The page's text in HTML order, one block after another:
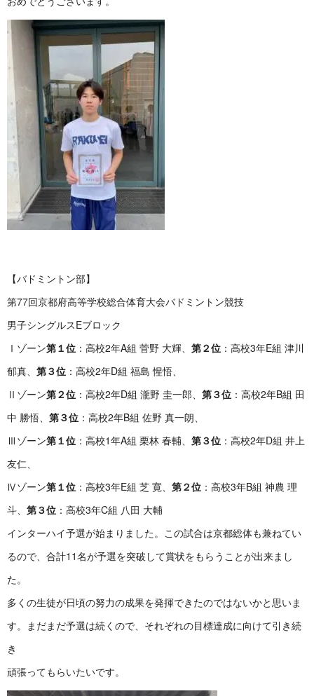
【バドミントン部】
第77回京都府高等学校総合体育大会バドミントン競技
男子シングルスEブロック
Ⅰゾーン第１位 ：高校2年A組 菅野 大輝、 第２位 ：高校3年E組 津川
郁真、 第３位 ：高校2年D組 福島 惺悟、
Ⅱゾーン第２位 ：高校2年D組 瀧野 圭一郎、 第３位 ：高校2年B組 田
中 勝悟、 第３位 ：高校2年B組 佐野 真一朗、
Ⅲゾーン第１位 ：高校1年A組 栗林 春輔、 第３位 ：高校2年D組 井上
友仁、
Ⅳゾーン第１位 ：高校3年E組 芝 寛、 第２位 ：高校3年B組 神農 理
斗、 第３位 ：高校3年C組 八田 大輔
インターハイ予選が始まりました。この試合は京都総体も兼ねてい
るので、合計11名が予選を突破して賞状をもらうことが出来まし
た。
多くの生徒が日頃の努力の成果を発揮できたのではないかと思いま
す。まだまだ予選は続くので、それぞれの目標達成に向けて引き続
き
頑張ってもらいたいです。